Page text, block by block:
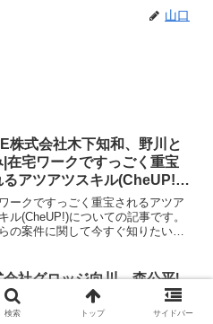
山口
株式会社木下知和、野川と
|在宅ワークですっごく重宝
るアツアツスキル(CheUP!)
げるのか物販経験者が判定！
ミや評判を徹底レビュー！
ークですっごく重宝されるアツア
ル(CheUP!)についての記事です。
の案件に関して今すぐ知りたいと
る案件を教えて欲しいという方
分が実際...
会社グロッジ向川、森公平|
り株投資ジャーナル(２０２
の経済＆株価予測レポート)
検索 トップ サイドバー